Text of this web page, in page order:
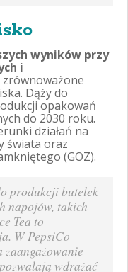
wyników przy
i
Dąży do
opakowań
do 2030 roku.
działań na
świata oraz
(GOZ).
produkcji butelek
napojów, takich
Tea to
W PepsiCo
zaangażowanie
wdrażać